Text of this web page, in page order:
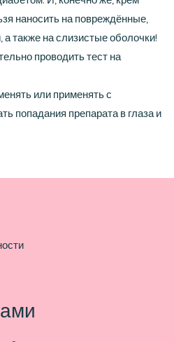
наносить на повреждённые,
а также на слизистые оболочки!
проводить тест на
или применять с
попадания препарата в глаза и